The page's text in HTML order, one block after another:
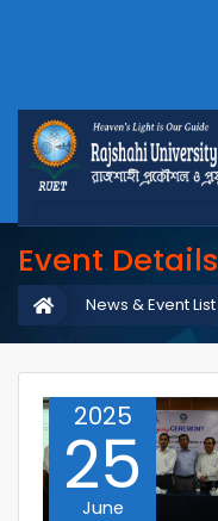
Event Details
News & Event List
2025
25
June